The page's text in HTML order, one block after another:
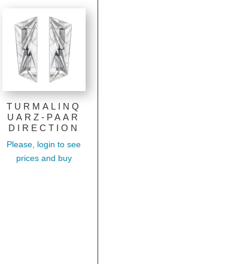
TURMALINQ
UARZ-PAAR
DIRECTION
Please, login to see
prices and buy